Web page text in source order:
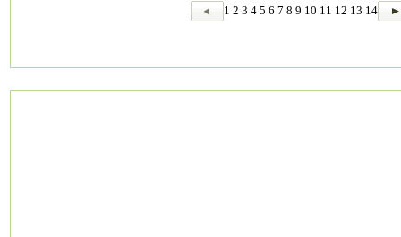
1 2 3 4 5 6 7 8 9 10 11 12 13 14